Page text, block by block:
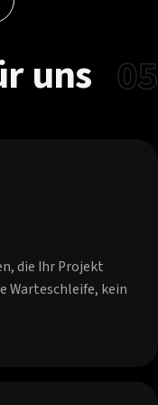
uns 05
die Ihr Projekt
Warteschleife, kein